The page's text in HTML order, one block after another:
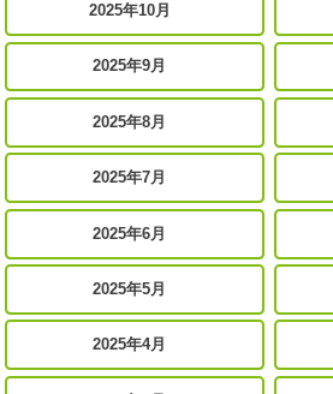
2025年10月
2025年9月
2025年8月
2025年7月
2025年6月
2025年5月
2025年4月